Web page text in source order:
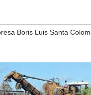
Boris Luis Santa